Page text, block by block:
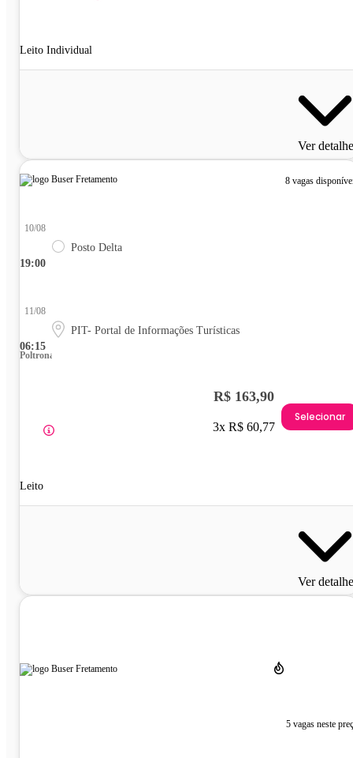
Leito Individual
Ver
8 vagas
19:00
10/08
Posto Delta
06:15
11/08
PIT- Portal de Informações Turísticas
Poltrona
Leito
R$ 163,90
3x R$ 60,77
Selecionar
Ver
5 vagas neste